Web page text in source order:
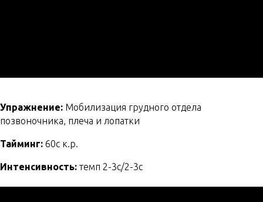
Упражнение: Мобилизация грудного отдела
позвоночника, плеча и лопатки
Тайминг: 60с к.р.
Интенсивность: темп 2-3с/2-3с